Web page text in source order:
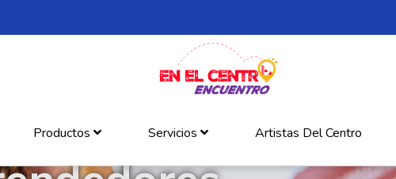
Productos Servicios Artistas Del Centro